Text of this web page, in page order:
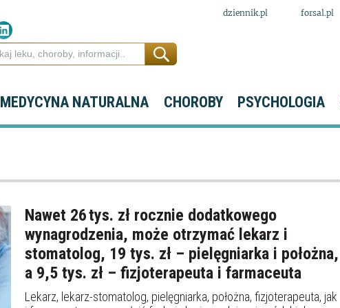
dziennik.pl forsal.pl
MEDYCYNA NATURALNA CHOROBY PSYCHOLOGIA
Nawet 26 tys. zł rocznie dodatkowego
wynagrodzenia, może otrzymać lekarz i
stomatolog, 19 tys. zł – pielęgniarka i położna,
a 9,5 tys. zł – fizjoterapeuta i farmaceuta
Lekarz, lekarz-stomatolog, pielęgniarka, położna, fizjoterapeuta, jak